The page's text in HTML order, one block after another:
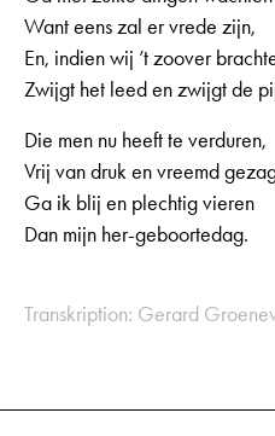
Want eens zal er vrede zijn,
En, indien wij ’t zoover
Zwijgt het leed en zwijgt de
Die men nu heeft te verduren,
Vrij van druk en vreemd
Ga ik blij en plechtig vieren
Dan mijn her-geboortedag.
Transkription: Gerard